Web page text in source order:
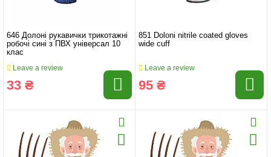
646 Долоні рукавички трикотажні
робочі сині з ПВХ універсал 10
клас
Leave a review
33 ₴
851 Doloni nitrile coated gloves
wide cuff
Leave a review
95 ₴